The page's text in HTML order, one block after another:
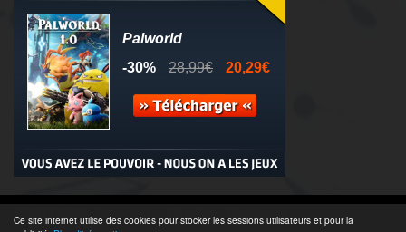
Ce site internet utilise des cookies pour stocker les sessions utilisateurs et pour la